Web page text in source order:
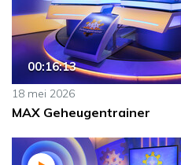
00:16:13
18 mei 2026
MAX Geheugentrainer